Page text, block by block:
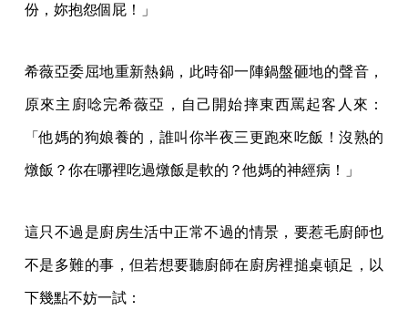
份，妳抱怨個屁！」
希薇亞委屈地重新熱鍋，此時卻一陣鍋盤砸地的聲音，
原來主廚唸完希薇亞，自己開始摔東西罵起客人來：
「他媽的狗娘養的，誰叫你半夜三更跑來吃飯！沒熟的
燉飯？你在哪裡吃過燉飯是軟的？他媽的神經病！」
這只不過是廚房生活中正常不過的情景，要惹毛廚師也
不是多難的事，但若想要聽廚師在廚房裡搥桌頓足，以
下幾點不妨一試：